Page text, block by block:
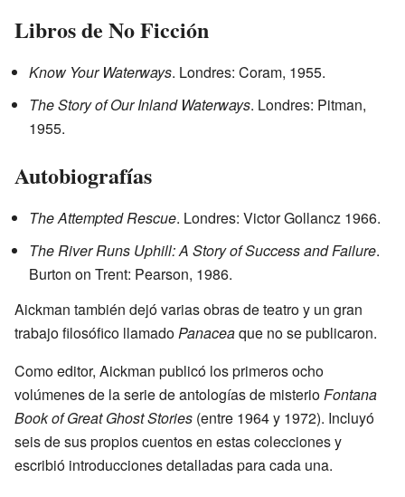
Libros de No Ficción
Know Your Waterways. Londres: Coram, 1955.
The Story of Our Inland Waterways. Londres: Pitman,
1955.
Autobiografías
The Attempted Rescue. Londres: Victor Gollancz 1966.
The River Runs Uphill: A Story of Success and Failure.
Burton on Trent: Pearson, 1986.
Aickman también dejó varias obras de teatro y un gran
trabajo filosófico llamadoPanaceaque no se publicaron.
Como editor, Aickman publicó los primeros ocho
volúmenes de la serie de antologías de misterioFontana
Book of Great Ghost Stories (entre 1964 y 1972). Incluyó
seis de sus propios cuentos en estas colecciones y
escribió introducciones detalladas para cada una.